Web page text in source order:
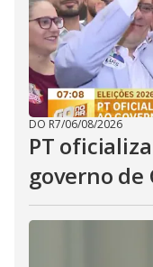
DO R7/06/08/2026
PT
governo de